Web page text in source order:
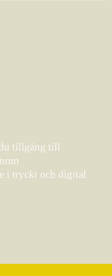
tillgång till
i tryckt och digital